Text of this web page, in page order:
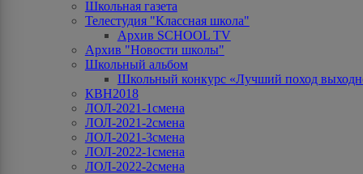
Школьная газета
Телестудия "Классная школа"
Архив SCHOOL TV
Архив "Новости школы"
Школьный альбом
Школьный конкурс «Лучший поход
КВН2018
ЛОЛ-2021-1смена
ЛОЛ-2021-2смена
ЛОЛ-2021-3смена
ЛОЛ-2022-1смена
ЛОЛ-2022-2смена